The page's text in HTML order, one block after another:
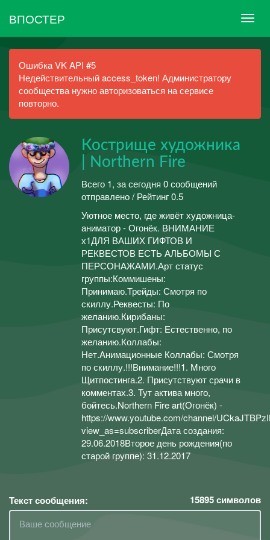
ВПОСТЕР
Ошибка VK API #5
Недействительный access_token! Администратору
сообщества нужно авторизоваться на сервисе
повторно.
Кострище художника
| Northern Fire
Всего 1, за сегодня 0 сообщений
отправлено / Рейтинг 0.5
Уютное место, где живёт художница-
аниматор - Огонёк. ВНИМАНИЕ
х1ДЛЯ ВАШИХ ГИФТОВ И
РЕКВЕСТОВ ЕСТЬ АЛЬБОМЫ С
ПЕРСОНАЖАМИ.Арт статус
группы:Коммишены:
Принимаю.Трейды: Смотря по
скиллу.Реквесты: По
желанию.Кирибаны:
Присутсвуют.Гифт: Естественно, по
желанию.Коллабы:
Нет.Анимационные Коллабы: Смотря
по скиллу.!!!Внимание!!!1. Много
Щитпостинга.2. Присутствуют срачи в
комментах.3. Тут актива много,
бойтесь.Northern Fire art(Огонёк) -
https://www.youtube.com/channel/
view_as=subscriberДата создания:
29.06.2018Второе день рождения(по
старой группе): 31.12.2017
Текст сообщения: 15895символов